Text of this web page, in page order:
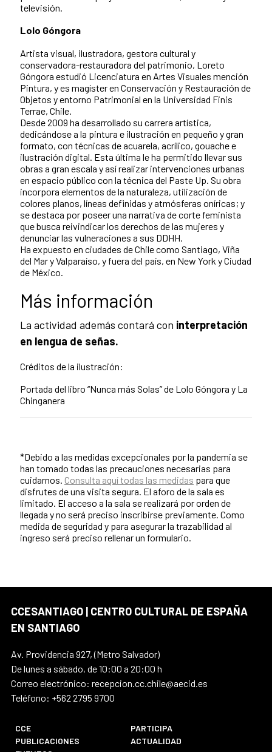
televisión.
Lolo Góngora
Artista visual, ilustradora, gestora cultural y
conservadora-restauradora del patrimonio, Loreto
Góngora estudió Licenciatura en Artes Visuales mención
Pintura, y es magíster en Conservación y Restauración de
Objetos y entorno Patrimonial en la Universidad Finis
Terrae, Chile.
Desde 2009 ha desarrollado su carrera artística,
dedicándose a la pintura e ilustración en pequeño y gran
formato, con técnicas de acuarela, acrílico, gouache e
ilustración digital. Esta última le ha permitido llevar sus
obras a gran escala y así realizar intervenciones urbanas
en espacio público con la técnica del Paste Up. Su obra
incorpora elementos de la naturaleza, utilización de
colores planos, líneas definidas y atmósferas oníricas; y
se destaca por poseer una narrativa de corte feminista
que busca reivindicar los derechos de las mujeres y
denunciar las vulneraciones a sus DDHH.
Ha expuesto en ciudades de Chile como Santiago, Viña
del Mar y Valparaíso, y fuera del país, en New York y Ciudad
de México.
Más información
La actividad además contará con interpretación
en lengua de señas.
Créditos de la ilustración:
Portada del libro “Nunca más Solas” de Lolo Góngora y La
Chinganera
*Debido a las medidas excepcionales por la pandemia se
han tomado todas las precauciones necesarias para
cuidarnos. Consulta aquí todas las medidas para que
disfrutes de una visita segura. El aforo de la sala es
limitado. El acceso a la sala se realizará por orden de
llegada y no será preciso inscribirse previamente. Como
medida de seguridad y para asegurar la trazabilidad al
ingreso será preciso rellenar un formulario.
CCESANTIAGO | CENTRO CULTURAL DE ESPAÑA
EN SANTIAGO
Av. Providencia 927, (Metro Salvador)
De lunes a sábado, de 10:00 a 20:00 h
Correo electrónico: recepcion.cc.chile@aecid.es
Teléfono: +562 2795 9700
CCE
PARTICIPA
PUBLICACIONES
ACTUALIDAD